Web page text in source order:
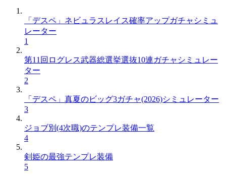
「デスペ」ネビュラスレイス確率アップガチャシミュ
レーター
1
第11回ログレス武器総選挙選抜10連ガチャシミュレー
ター
2
「デスペ」真夏のビッグ3ガチャ(2026)シミュレーター
3
ジョブ別(4次職)のテンプレ装備一覧
4
剣姫の最強テンプレ装備
5